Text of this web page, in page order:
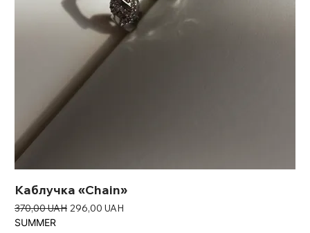
Каблучка «Chain»
Звичайна ціна
370,00 UAH За розпродажем
296,00 UAH
SUMMER